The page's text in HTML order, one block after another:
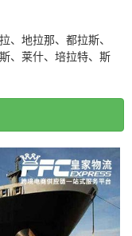
、地拉那、都拉斯、
、莱什、培拉特、斯